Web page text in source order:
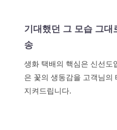
기대했던 그 모습 그대
송
생화 택배의 핵심은 신선도
은 꽃의 생동감을 고객님의
지켜드립니다.